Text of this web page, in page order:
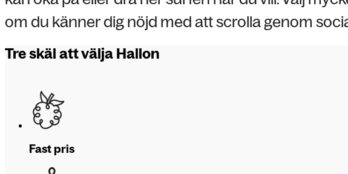
om du känner dig nöjd med att scrolla genom
Tre skäl att välja Hallon
Fast pris